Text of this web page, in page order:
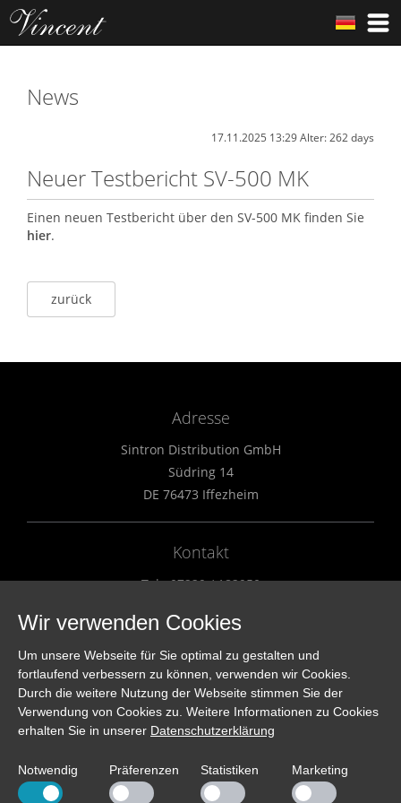
Wir verwenden Cookies
Um unsere Webseite für Sie optimal zu gestalten und
fortlaufend verbessern zu können, verwenden wir Cookies.
Durch die weitere Nutzung der Webseite stimmen Sie der
Verwendung von Cookies zu. Weitere Informationen zu Cookies
erhalten Sie in unserer Datenschutzerklärung
Notwendig Präferenzen Statistiken Marketing
News
17.11.2025 13:29 Alter: 262 days
Neuer Testbericht SV-500 MK
Einen neuen Testbericht über den SV-500 MK finden Sie
hier.
zurück
Adresse
Sintron Distribution GmbH
Südring 14
DE 76473 Iffezheim
Kontakt
Tel.: 07229 / 182950
info@sintron.de
Vertriebspartner
Länderliste
Händlerliste
Kontakt